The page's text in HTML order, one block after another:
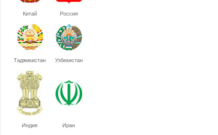
Китай Россия
Таджикистан Узбекистан
Индия Иран